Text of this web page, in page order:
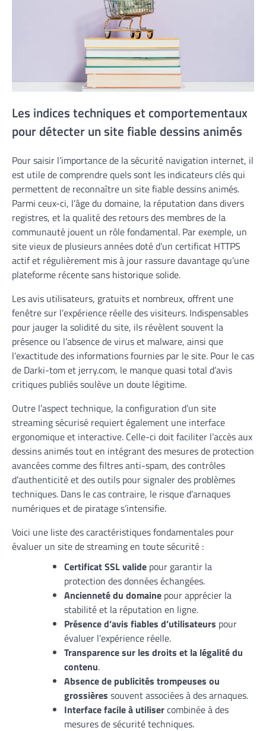
Les indices techniques et comportementaux
pour détecter un site fiable dessins animés
Pour saisir l’importance de la sécurité navigation internet, il
est utile de comprendre quels sont les indicateurs clés qui
permettent de reconnaître un site fiable dessins animés.
Parmi ceux-ci, l’âge du domaine, la réputation dans divers
registres, et la qualité des retours des membres de la
communauté jouent un rôle fondamental. Par exemple, un
site vieux de plusieurs années doté d’un certificat HTTPS
actif et régulièrement mis à jour rassure davantage qu’une
plateforme récente sans historique solide.
Les avis utilisateurs, gratuits et nombreux, offrent une
fenêtre sur l’expérience réelle des visiteurs. Indispensables
pour jauger la solidité du site, ils révèlent souvent la
présence ou l’absence de virus et malware, ainsi que
l’exactitude des informations fournies par le site. Pour le cas
de Darki-tom et jerry.com, le manque quasi total d’avis
critiques publiés soulève un doute légitime.
Outre l’aspect technique, la configuration d’un site
streaming sécurisé requiert également une interface
ergonomique et interactive. Celle-ci doit faciliter l’accès aux
dessins animés tout en intégrant des mesures de protection
avancées comme des filtres anti-spam, des contrôles
d’authenticité et des outils pour signaler des problèmes
techniques. Dans le cas contraire, le risque d’arnaques
numériques et de piratage s’intensifie.
Voici une liste des caractéristiques fondamentales pour
évaluer un site de streaming en toute sécurité :
Certificat SSL valide pour garantir la
protection des données échangées.
Ancienneté du domaine pour apprécier la
stabilité et la réputation en ligne.
Présence d’avis fiables d’utilisateurs pour
évaluer l’expérience réelle.
Transparence sur les droits et la légalité du
contenu.
Absence de publicités trompeuses ou
grossières souvent associées à des arnaques.
Interface facile à utilisercombinée à des
mesures de sécurité techniques.